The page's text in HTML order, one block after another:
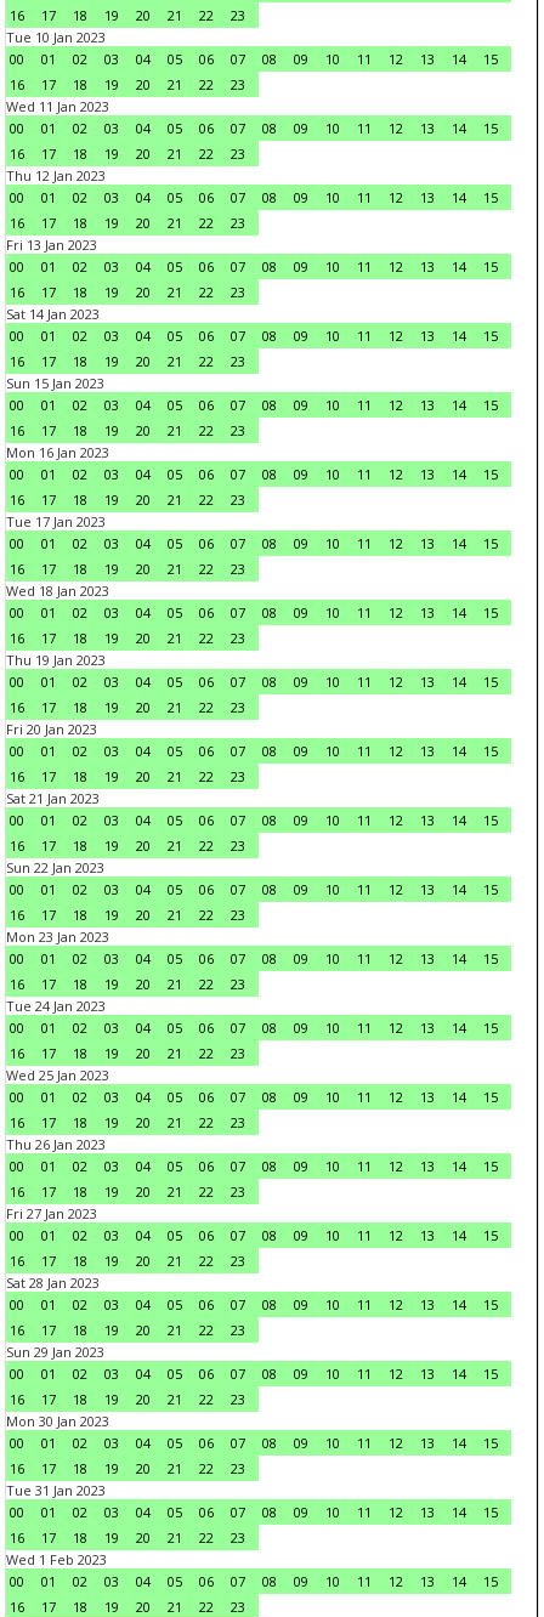
16 17 18 19 20 21 22
23
Tue 10 Jan 2023
00
01 02 03 04 05 06 07 08 09 10 11 12 13 14
15
16
17 18 19 20 21 22
23
Wed 11 Jan 2023
00
01 02 03 04 05 06 07 08 09 10 11 12 13 14
15
16
17 18 19 20 21 22
23
Thu 12 Jan 2023
00
01 02 03 04 05 06 07 08 09 10 11 12 13 14
15
16
17 18 19 20 21 22
23
Fri 13 Jan 2023
00
01 02 03 04 05 06 07 08 09 10 11 12 13 14
15
16
17 18 19 20 21 22
23
Sat 14 Jan 2023
00
01 02 03 04 05 06 07 08 09 10 11 12 13 14
15
16
17 18 19 20 21 22
23
Sun 15 Jan 2023
00
01 02 03 04 05 06 07 08 09 10 11 12 13 14
15
16
17 18 19 20 21 22
23
Mon 16 Jan 2023
00
01 02 03 04 05 06 07 08 09 10 11 12 13 14
15
16
17 18 19 20 21 22
23
Tue 17 Jan 2023
00
01 02 03 04 05 06 07 08 09 10 11 12 13 14
15
16
17 18 19 20 21 22
23
Wed 18 Jan 2023
00
01 02 03 04 05 06 07 08 09 10 11 12 13 14
15
16
17 18 19 20 21 22
23
Thu 19 Jan 2023
00
01 02 03 04 05 06 07 08 09 10 11 12 13 14
15
16
17 18 19 20 21 22
23
Fri 20 Jan 2023
00
01 02 03 04 05 06 07 08 09 10 11 12 13 14
15
16
17 18 19 20 21 22
23
Sat 21 Jan 2023
00
01 02 03 04 05 06 07 08 09 10 11 12 13 14
15
16
17 18 19 20 21 22
23
Sun 22 Jan 2023
00
01 02 03 04 05 06 07 08 09 10 11 12 13 14
15
16
17 18 19 20 21 22
23
Mon 23 Jan 2023
00
01 02 03 04 05 06 07 08 09 10 11 12 13 14
15
16
17 18 19 20 21 22
23
Tue 24 Jan 2023
00
01 02 03 04 05 06 07 08 09 10 11 12 13 14
15
16
17 18 19 20 21 22
23
Wed 25 Jan 2023
00
01 02 03 04 05 06 07 08 09 10 11 12 13 14
15
16
17 18 19 20 21 22
23
Thu 26 Jan 2023
00
01 02 03 04 05 06 07 08 09 10 11 12 13 14
15
16
17 18 19 20 21 22
23
Fri 27 Jan 2023
00
01 02 03 04 05 06 07 08 09 10 11 12 13 14
15
16
17 18 19 20 21 22
23
Sat 28 Jan 2023
00
01 02 03 04 05 06 07 08 09 10 11 12 13 14
15
16
17 18 19 20 21 22
23
Sun 29 Jan 2023
00
01 02 03 04 05 06 07 08 09 10 11 12 13 14
15
16
17 18 19 20 21 22
23
Mon 30 Jan 2023
00
01 02 03 04 05 06 07 08 09 10 11 12 13 14
15
16
17 18 19 20 21 22
23
Tue 31 Jan 2023
00
01 02 03 04 05 06 07 08 09 10 11 12 13 14
15
16
17 18 19 20 21 22
23
Wed 1 Feb 2023
00
01 02 03 04 05 06 07 08 09 10 11 12 13 14
15
16
17 18 19 20 21 22
23